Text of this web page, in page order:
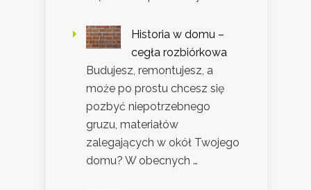
Historia w domu –
cegła rozbiórkowa
Budujesz, remontujesz, a
może po prostu chcesz się
pozbyć niepotrzebnego
gruzu, materiałów
zalegających w okół Twojego
domu? W obecnych …